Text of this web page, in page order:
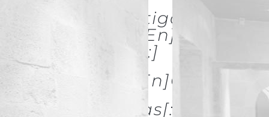
[:es]Investigación Y
Difusión[:en]Research
& Spread[:]